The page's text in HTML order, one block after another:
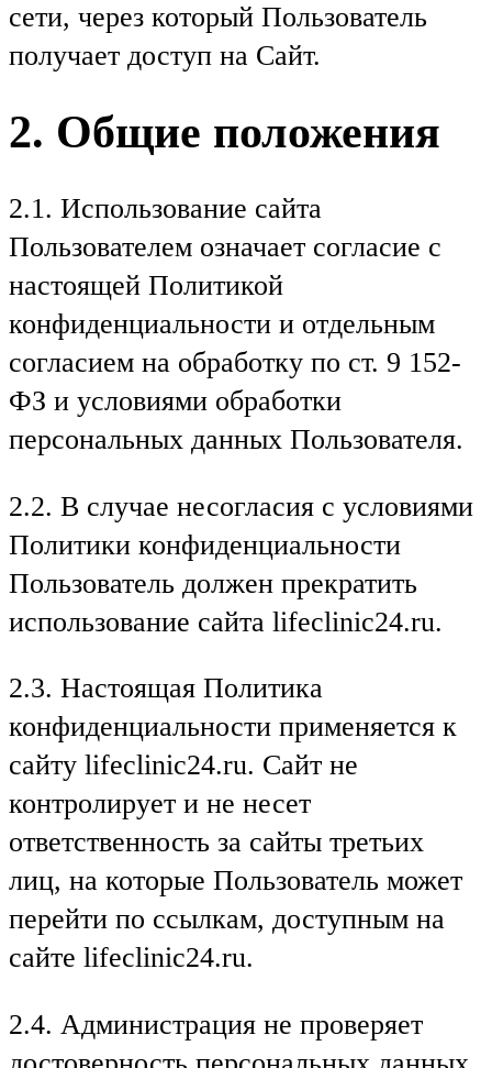
сети, через который Пользователь
получает доступ на Сайт.
2. Общие положения
2.1. Использование сайта
Пользователем означает согласие с
настоящей Политикой
конфиденциальности и отдельным
согласием на обработку по ст. 9 152-
ФЗ и условиями обработки
персональных данных Пользователя.
2.2. В случае несогласия с условиями
Политики конфиденциальности
Пользователь должен прекратить
использование сайта lifeclinic24.ru.
2.3. Настоящая Политика
конфиденциальности применяется к
сайту lifeclinic24.ru. Сайт не
контролирует и не несет
ответственность за сайты третьих
лиц, на которые Пользователь может
перейти по ссылкам, доступным на
сайте lifeclinic24.ru.
2.4. Администрация не проверяет